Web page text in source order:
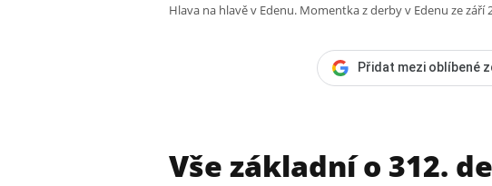
Hlava na hlavě v Edenu. Momentka z derby v Edenu ze září
Přidat mezi oblíbené
Vše základní o 312.